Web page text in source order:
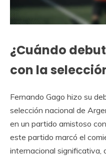
¿Cuándo
con la
Fernando Gago hizo su
selección nacional de
en un partido amistoso
este partido marcó el
internacional significativa,